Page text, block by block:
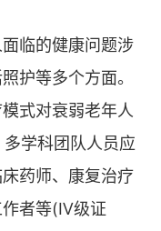
临的健康问题涉
护等多个方面。
式对衰弱老年人
学科团队人员应
药师、康复治疗
作者等(Ⅳ级证